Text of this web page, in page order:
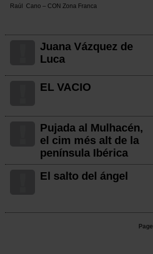
Raúl Cano – CON Zona Franca
Juana Vázquez de
Luca
EL VACIO
Pujada al Mulhacén,
el cim més alt de la
península Ibérica
El salto del ángel
Page